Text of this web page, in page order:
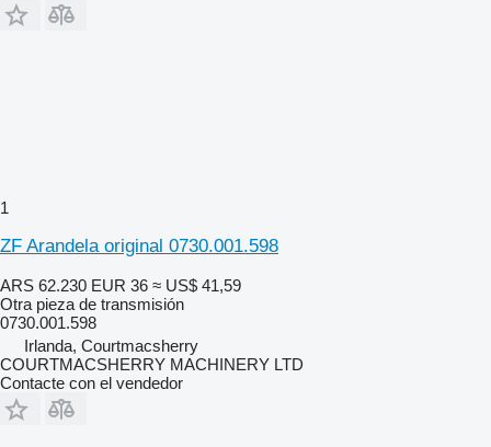
1
ZF Arandela original 0730.001.598
ARS 62.230 EUR 36 ≈ US$ 41,59
Otra pieza de transmisión
0730.001.598
Irlanda, Courtmacsherry
COURTMACSHERRY MACHINERY LTD
Contacte con el vendedor